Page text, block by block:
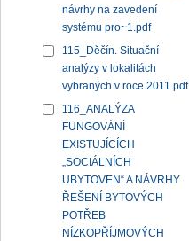
návrhy na zavedení
systému pro~1.pdf
115_Děčín. Situační
analýzy v lokalitách
vybraných v roce 2011.pdf
116_ANALÝZA
FUNGOVÁNÍ
EXISTUJÍCÍCH
„SOCIÁLNÍCH
UBYTOVEN“ A NÁVRHY
ŘEŠENÍ BYTOVÝCH
POTŘEB
NÍZKOPŘÍJMOVÝCH